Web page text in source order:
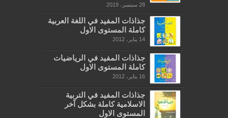
28 سبتمبر، 2019
جذاذات المفيد في اللغة العربية
كاملة المستوى الاول
14 يناير، 2012
جذاذات المفيد في الرياضيات
كاملة المستوى الاول
16 يناير، 2012
جذاذات المفيد في التربية
الاسلامية كاملة بشكل آخر
المستوى الاول